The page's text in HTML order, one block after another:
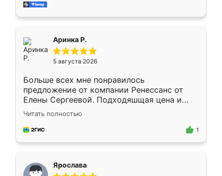
за день, ребята работали аккуратно, даже
Аринка Р.
5 августа 2026
Больше всех мне понравилось
предложение от компании Ренессанс от
Елены Сергеевой. Подходяшщая цена и
короткие сроки изготовления. Приехавший
для замера сотрудник Владислав
предложил по моему эскизу самый
Читать полностью
1
Ярослава